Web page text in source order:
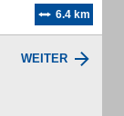
6.4 km
WEITER